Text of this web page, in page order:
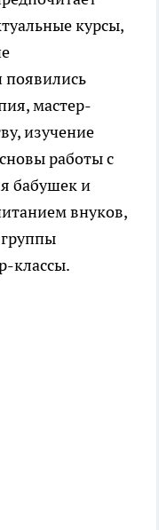
курсы,
появились
мастер-
изучение
работы с
бабушек и
внуков,
классы.